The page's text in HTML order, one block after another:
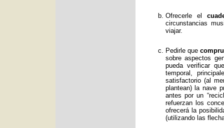
Ofrecerle el
circunstancias
viajar.
Pedirle que
sobre aspectos
pueda verificar
temporal,
satisfactorio (al
plantean) la nave
antes por un
refuerzan los
ofrecerá la
(utilizando las